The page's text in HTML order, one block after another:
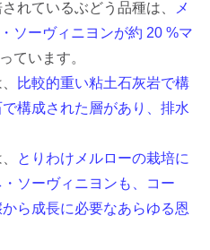
れているぶどう品種は、
メ
ソーヴィニヨンが約 20 %マ
ています。
比較的重い粘土石灰岩で構
構成された層があり、排水
とりわけメルローの栽培に
ソーヴィニヨンも、コー
ら成長に必要なあらゆる恩